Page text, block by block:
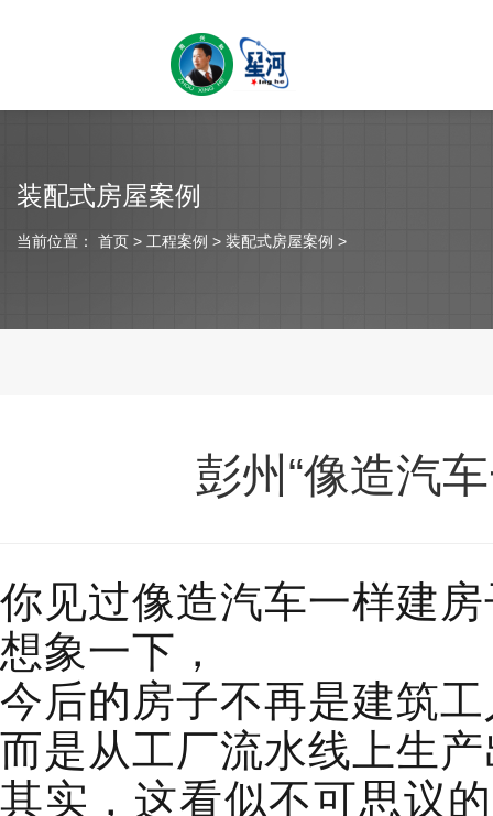
装配式房屋案例
当前位置： 首页 > 工程案例 > 装配式房屋案例 >
彭州“像造汽
你见过像造汽车一样建
想象一下，
今后的房子不再是建筑
而是从工厂流水线上生
其实，这看似不可思议